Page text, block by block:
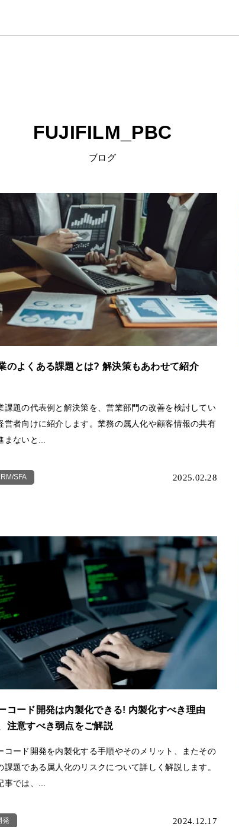
FUJIFILM_PBC
ブログ
のよくある課題とは? 解決策もあわせて紹介
課題の代表例と解決策を、営業部門の改善を検討してい
営者向けに紹介します。業務の属人化や顧客情報の共有
まないと...
SFA 2025.02.28
コード開発は内製化できる! 内製化すべき理由
注意すべき弱点をご解説
コード開発を内製化する手順やそのメリット、またその
課題である属人化のリスクについて詳しく解説します。
事では、...
発 2024.12.17